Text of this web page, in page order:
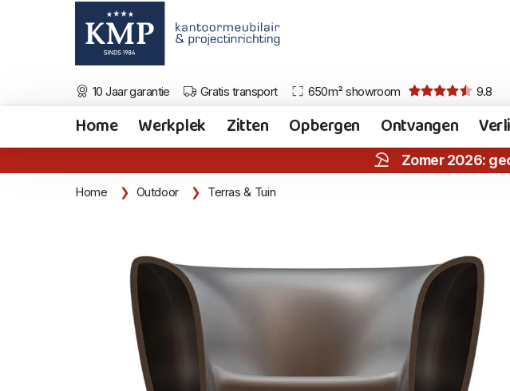
10 Jaar garantie Gratis transport 650m² showroom 9.8
Home Werkplek Zitten Opbergen Ontvangen
Zomer 2026:
Home Outdoor Terras & Tuin